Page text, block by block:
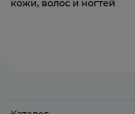
кожи, волос и ногтей